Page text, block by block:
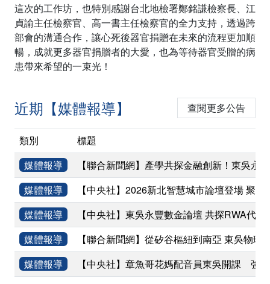
這次的工作坊，也特別感謝台北地檢署鄭銘謙檢察長、江
貞諭主任檢察官、高一書主任檢察官的全力支持，透過跨
部會的溝通合作，讓心死後器官捐贈在未來的流程更加順
暢，成就更多器官捐贈者的大愛，也為等待器官受贈的病
患帶來希望的一束光！
近期【媒體報導】 查閱更多公告
類別
標題
媒體報導
【聯合新聞網】產學共探金融創新！東吳
媒體報導
【中央社】2026新北智慧城市論壇登場 聚
媒體報導
【中央社】東吳永豐數金論壇 共探RWA代幣
媒體報導
【聯合新聞網】從矽谷樞紐到南亞 東吳物理
媒體報導
【中央社】章魚哥花媽配音員東吳開課 強